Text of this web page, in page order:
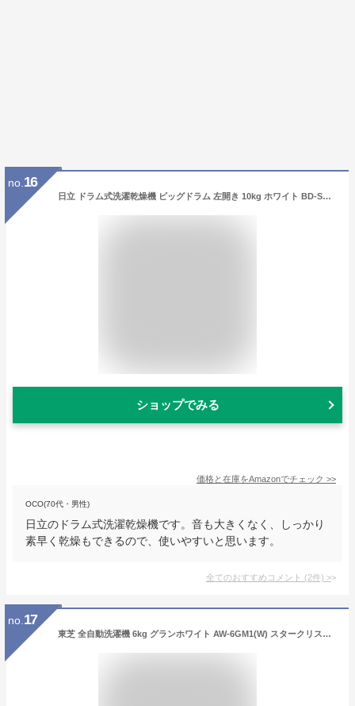
no. 16
日立 ドラム式洗濯乾燥機 ビッグドラム 左開き 10kg ホワイト BD-SG100AL W
ショップでみる
価格と在庫をAmazonでチェック >>
OCO(70代・男性)
日立のドラム式洗濯乾燥機です。音も大きくなく、しっかり
素早く乾燥もできるので、使いやすいと思います。
全てのおすすめコメント (2件) >
no. 17
東芝 全自動洗濯機 6kg グランホワイト AW-6GM1(W) スタークリスタルドラム 浸透パワフル洗浄 ボディ幅52.0㎝ 槽洗浄・槽乾燥 縦型